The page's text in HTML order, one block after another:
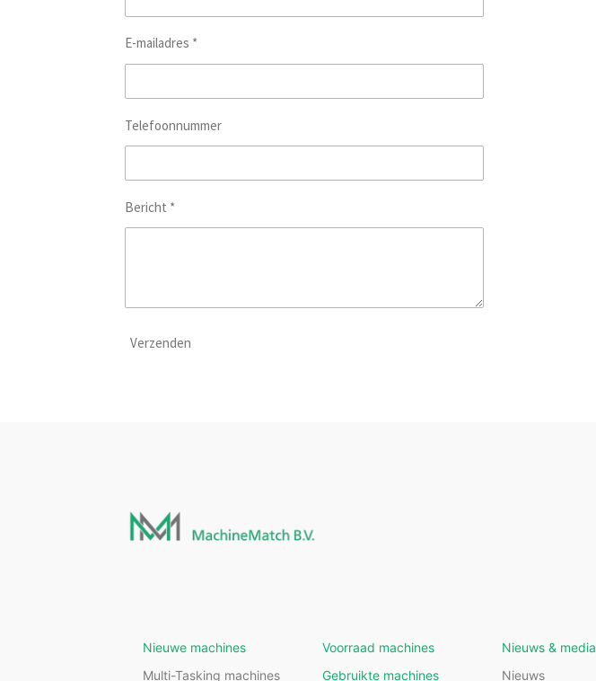
E-mailadres *
Telefoonnummer
Bericht *
Verzenden
Nieuwe machines
Multi-Tasking machines
Voorraad machines
Gebruikte machines
Nieuws & media
Nieuws